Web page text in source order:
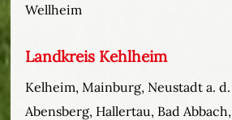
Wellheim
Landkreis Kehlheim
Kelheim, Mainburg, Neustadt a.
Abensberg, Hallertau, Bad